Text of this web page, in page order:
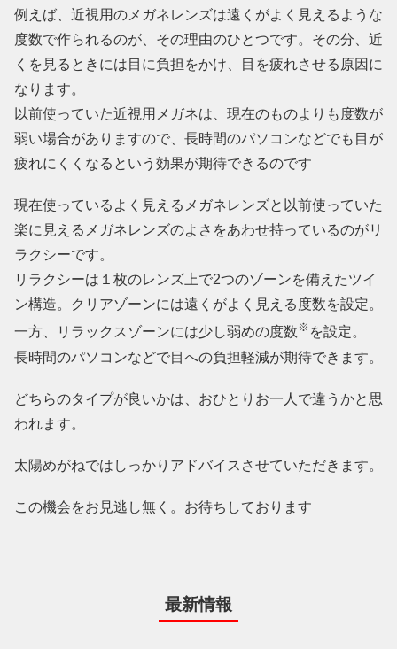
例えば、近視用のメガネレンズは遠くがよく見えるような
度数で作られるのが、その理由のひとつです。その分、近
くを見るときには目に負担をかけ、目を疲れさせる原因に
なります。
以前使っていた近視用メガネは、現在のものよりも度数が
弱い場合がありますので、長時間のパソコンなどでも目が
疲れにくくなるという効果が期待できるのです
現在使っているよく見えるメガネレンズと以前使っていた
楽に見えるメガネレンズのよさをあわせ持っているのがリ
ラクシーです。
リラクシーは１枚のレンズ上で2つのゾーンを備えたツイ
ン構造。クリアゾーンには遠くがよく見える度数を設定。
一方、リラックスゾーンには少し弱めの度数 ※ を設定。
長時間のパソコンなどで目への負担軽減が期待できます。
どちらのタイプが良いかは、おひとりお一人で違うかと思
われます。
太陽めがねではしっかりアドバイスさせていただきます。
この機会をお見逃し無く。お待ちしております
最新情報